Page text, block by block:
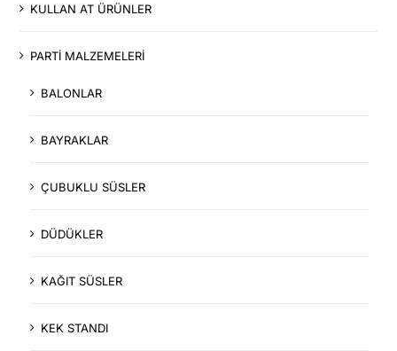
KULLAN AT ÜRÜNLER
PARTİ MALZEMELERİ
BALONLAR
BAYRAKLAR
ÇUBUKLU SÜSLER
DÜDÜKLER
KAĞIT SÜSLER
KEK STANDI